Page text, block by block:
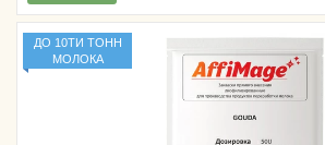
ДО 10ТИ ТОНН
МОЛОКА